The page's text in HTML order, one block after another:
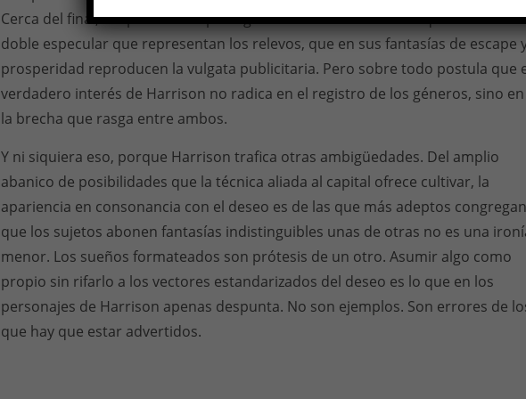
Cerca del final, despacha a los protagonistas en una maniobra que revela el
doble especular que representan los relevos, que en sus fantasías de escape
prosperidad reproducen la vulgata publicitaria. Pero sobre todo postula que
verdadero interés de Harrison no radica en el registro de los géneros, sino en
la brecha que rasga entre ambos.
Y ni siquiera eso, porque Harrison trafica otras ambigüedades. Del amplio
abanico de posibilidades que la técnica aliada al capital ofrece cultivar, la
apariencia en consonancia con el deseo es de las que más adeptos
que los sujetos abonen fantasías indistinguibles unas de otras no es una
menor. Los sueños formateados son prótesis de un otro. Asumir algo como
propio sin rifarlo a los vectores estandarizados del deseo es lo que en los
personajes de Harrison apenas despunta. No son ejemplos. Son errores de
que hay que estar advertidos.